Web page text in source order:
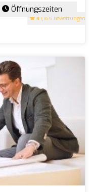
4 (165 Bewertungen)
Öffnungszeiten